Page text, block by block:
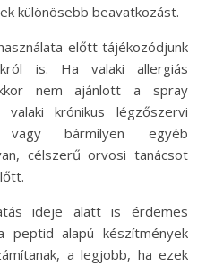
különösebb beavatkozást.
előtt tájékozódjunk
is. Ha valaki allergiás
nem ajánlott a spray
krónikus légzőszervi
vagy bármilyen egyéb
célszerű orvosi tanácsot
ideje alatt is érdemes
peptid alapú készítmények
a legjobb, ha ezek